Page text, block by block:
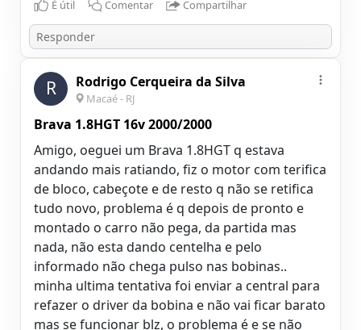
É útil Comentar Compartilhar
R Rodrigo Cerqueira da Silva
Macaé - RJ
Brava 1.8HGT 16v 2000/2000
Amigo, oeguei um Brava 1.8HGT q estava
andando mais ratiando, fiz o motor com terifica
de bloco, cabeçote e de resto q não se retifica
tudo novo, problema é q depois de pronto e
montado o carro não pega, da partida mas
nada, não esta dando centelha e pelo
informado não chega pulso nas bobinas..
minha ultima tentativa foi enviar a central para
refazer o driver da bobina e não vai ficar barato
mas se funcionar blz, o problema é e se não